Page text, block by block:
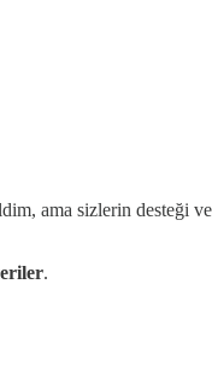
ama sizlerin desteği ve
.